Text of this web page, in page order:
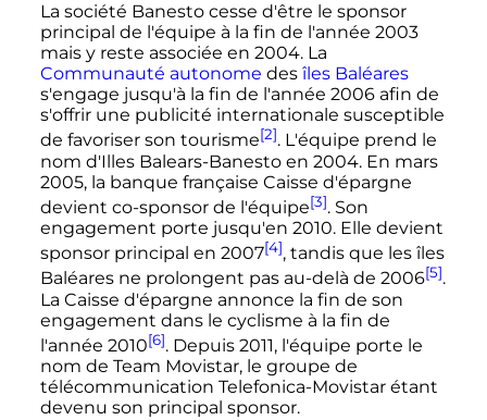
La société Banesto cesse d'être le sponsor
principal de l'équipe à la fin de l'année 2003
mais y reste associée en 2004. La
Communauté autonome des îles Baléares
s'engage jusqu'à la fin de l'année 2006 afin de
s'offrir une publicité internationale susceptible
de favoriser son tourisme[2]. L'équipe prend le
nom d'Illes Balears-Banesto en 2004. En mars
2005, la banque française Caisse d'épargne
devient co-sponsor de l'équipe[3]. Son
engagement porte jusqu'en 2010. Elle devient
sponsor principal en 2007[4], tandis que les îles
Baléares ne prolongent pas au-delà de 2006[5].
La Caisse d'épargne annonce la fin de son
engagement dans le cyclisme à la fin de
l'année 2010[6]. Depuis 2011, l'équipe porte le
nom de Team Movistar, le groupe de
télécommunication Telefonica-Movistar étant
devenu son principal sponsor.